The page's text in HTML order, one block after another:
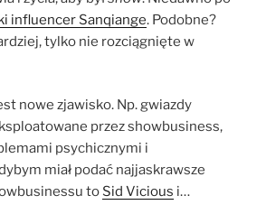
influencer Sanqiange. Podobne?
tylko nie rozciągnięte w
nowe zjawisko. Np. gwiazdy
przez showbusiness,
psychicznymi i
miał podać najjaskrawsze
to Sid Vicious i…